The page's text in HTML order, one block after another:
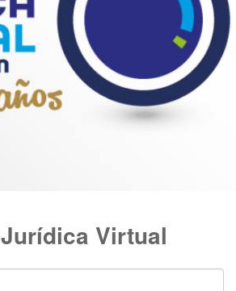
Virtual